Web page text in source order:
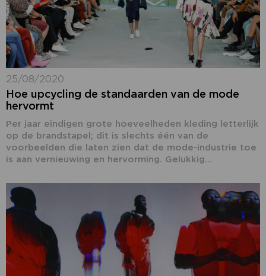
25/08/2020
Hoe upcycling de standaarden van de mode
hervormt
Per jaar eindigen grote hoeveelheden kleding letterlijk
op de brandstapel; dit is slechts één van de
voorbeelden die laten zien dat de mode-industrie toe
is aan vernieuwing en hervorming. Gelukkig...